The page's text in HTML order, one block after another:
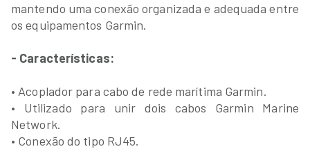
mantendo uma conexão organizada e adequada entre
os equipamentos Garmin.
- Características:
• Acoplador para cabo de rede marítima Garmin.
• Utilizado para unir dois cabos Garmin Marine
Network.
• Conexão do tipo RJ45.